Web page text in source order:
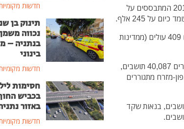
על פי ניתוח דמוגרפי של תושבי העיר נתניה נכון לסוף חודש יוני 2018 המתבססים על
על 245 אלף.
אוכלוסיית נתניה גדלה מתחילת שנת 2018 ב-2,159 תושבים, מהם 409 עולים (ממדינות
בעיר 124,000 נשים וכ-120,000 גברים. במרכז העיר דרום מתגוררים 40,087 תושבים,
במרכז העיר צפון-מזרח מתגוררים
מתגוררים 21,604 תושבים, בקרית נורדאו 20,021 תושבים, בנאות שקד
חדשות
תינוק בן
נכווה
בנתניה –
בינוני
חדשות
חסימות
בכביש
באזור
חדשות